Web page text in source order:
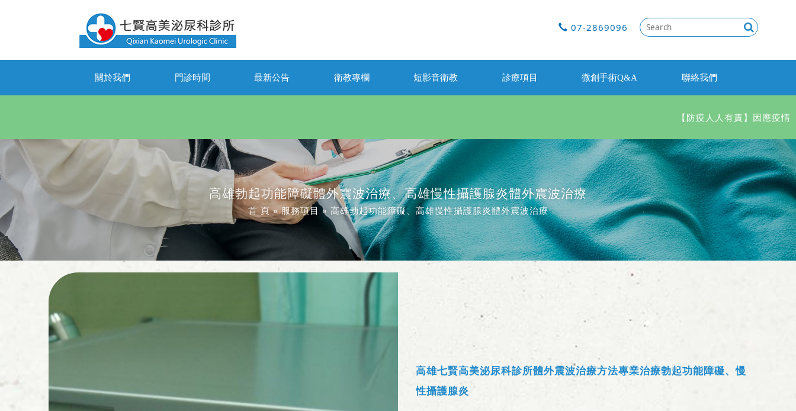
07-2869096
關於我們 門診時間 最新公告 衛教專欄 短影音衛教 診療項目 微創手術Q&A 聯絡我們
【防疫人人有責】因應疫情，進
高雄勃起功能障礙體外震波治療、高雄慢性攝護腺炎體外震波治療
首 頁»服務項目 » 高雄勃起功能障礙、高雄慢性攝護腺炎體外震波治療
高雄七賢高美泌尿科診所體外震波治療方法專業治療勃起功能障礙、慢
性攝護腺炎